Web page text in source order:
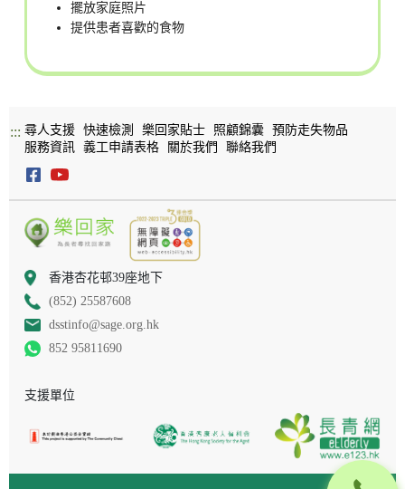
擺放家庭照片
提供患者喜歡的食物
::: 尋人支援 快速檢測 樂回家貼士 照顧錦囊
預防走失物品
服務資訊
義工申請表格 關於我們 聯絡我們
香港杏花邨39座地下
(852) 25587608
dsstinfo@sage.org.hk
852 95811690
支援單位